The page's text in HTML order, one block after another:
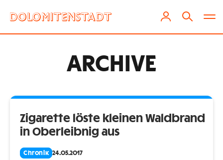
ARCHIVE
Zigarette löste kleinen Waldbrand
in Oberleibnig aus
Chronik 24.05.2017